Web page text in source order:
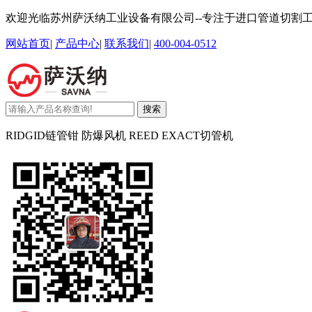
欢迎光临苏州萨沃纳工业设备有限公司--专注于进口管道切割
网站首页| 产品中心| 联系我们| 400-004-0512
搜索
RIDGID链管钳 防爆风机 REED EXACT切管机